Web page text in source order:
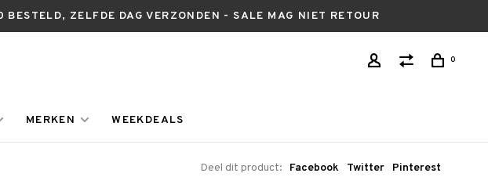
ZELFDE DAG VERZONDEN - SALE MAG NIET RETOUR
0
MERKEN WEEKDEALS
Deel dit product: Facebook Twitter Pinterest